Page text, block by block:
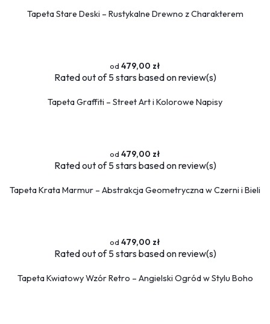
Tapeta Stare Deski – Rustykalne Drewno z Charakterem
479,00 zł
Ratedout of 5 stars based onreview(s)
Tapeta Graffiti – Street Art i Kolorowe Napisy
479,00 zł
Ratedout of 5 stars based onreview(s)
Tapeta Krata Marmur – Abstrakcja Geometryczna w Czerni i Bieli
479,00 zł
Ratedout of 5 stars based onreview(s)
Tapeta Kwiatowy Wzór Retro – Angielski Ogród w Stylu Boho